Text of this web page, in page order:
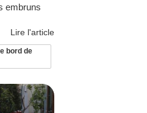
embruns
Lire l'article
bord de